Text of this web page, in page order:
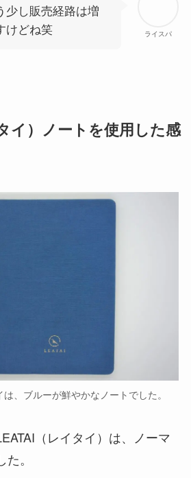
ライスパ
少し販売経路は増
けどね笑
イ）ノートを使用した感
、ブルーが鮮やかなノートでした。
（レイタイ）は、ノーマ
。